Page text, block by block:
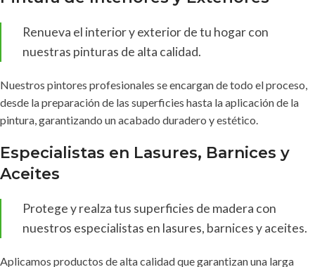
Renueva el interior y exterior de tu hogar con
nuestras pinturas de alta calidad.
Nuestros pintores profesionales se encargan de todo el proceso,
desde la preparación de las superficies hasta la aplicación de la
pintura, garantizando un acabado duradero y estético.
Especialistas en Lasures, Barnices y
Aceites
Protege y realza tus superficies de madera con
nuestros especialistas en lasures, barnices y aceites.
Aplicamos productos de alta calidad que garantizan una larga